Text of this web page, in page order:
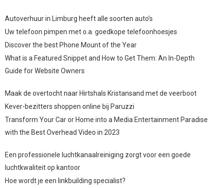
Autoverhuur in Limburg heeft alle soorten auto’s
Uw telefoon pimpen met o.a. goedkope telefoonhoesjes
Discover the best Phone Mount of the Year
What is a Featured Snippet and How to Get Them: An In-Depth
Guide for Website Owners
Maak de overtocht naar Hirtshals Kristansand met de veerboot
Kever-bezitters shoppen online bij Paruzzi
Transform Your Car or Home into a Media Entertainment Paradise
with the Best Overhead Video in 2023
Een professionele luchtkanaalreiniging zorgt voor een goede
luchtkwaliteit op kantoor
Hoe wordt je een linkbuilding specialist?